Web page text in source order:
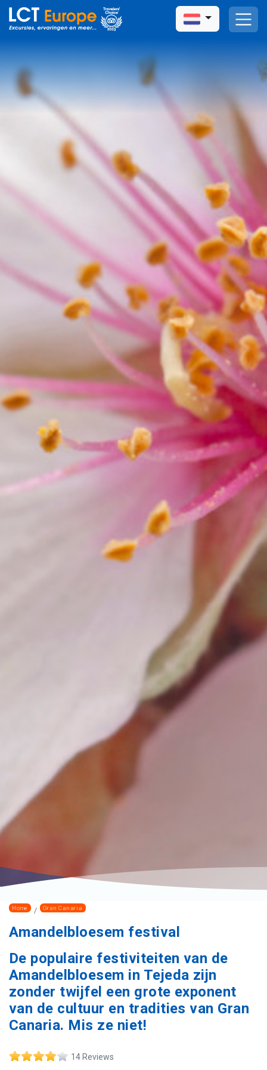
Home Gran Canaria
Amandelbloesem festival
De populaire festiviteiten van de
Amandelbloesem in Tejeda zijn
zonder twijfel een grote exponent
van de cultuur en tradities van Gran
Canaria. Mis ze niet!
14 Reviews